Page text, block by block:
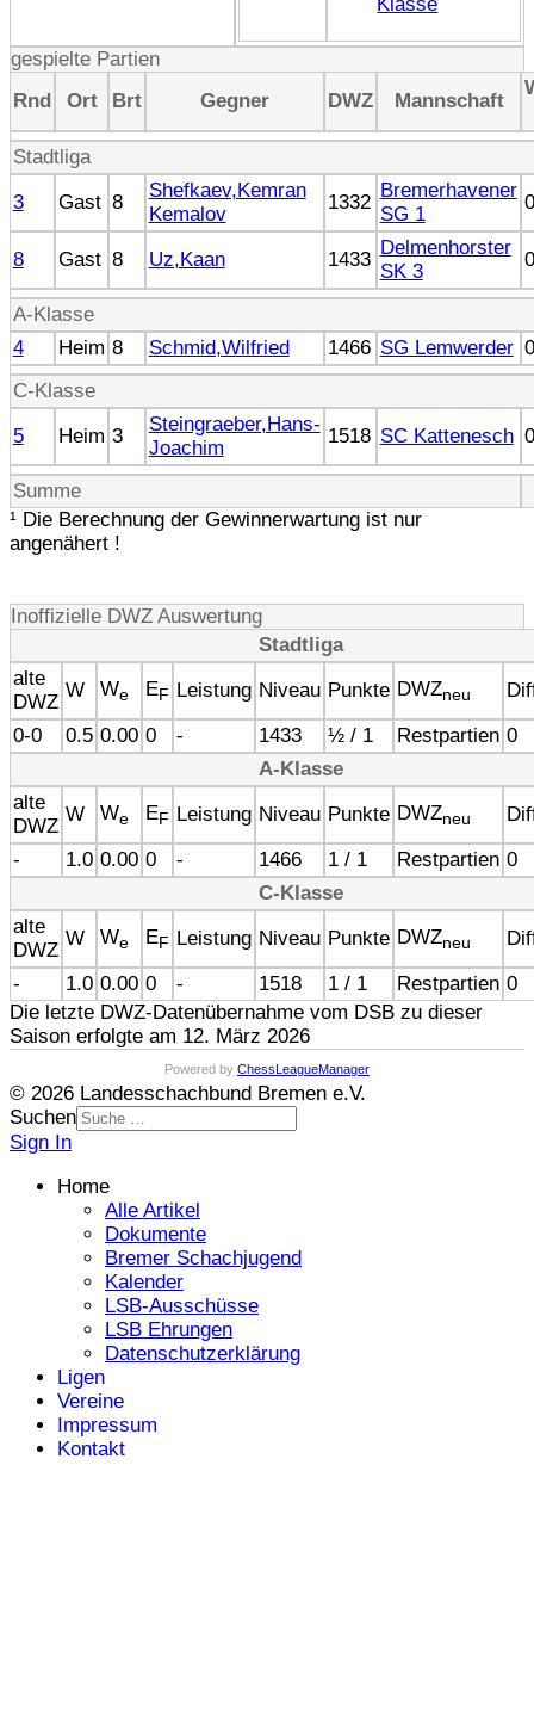
gespielte Partien
Rnd
Ort Brt Gegner DWZ Mannschaft
Stadtliga
3
Gast 8
Shefkaev,Kemran
Kemalov
1332
Bremerhavener
SG 1
0
8 Gast 8 Uz,Kaan 1433
Delmenhorster
SK 3
0
A-Klasse
4
Heim 8 Schmid,Wilfried 1466 SG Lemwerder 0
C-Klasse
5
Heim 3
Steingraeber,Hans-
Joachim
1518 SC Kattenesch 0
Summe
¹ Die Berechnung der Gewinnerwartung ist nur
angenähert !
Inoffizielle DWZ Auswertung
Stadtliga
alte
DWZ
W We EF Leistung Niveau Punkte DWZneu
0-0
0.5 0.00 0 - 1433 ½ / 1 Restpartien 0
A-Klasse
alte
DWZ
W We EF Leistung Niveau Punkte DWZneu
-
1.0 0.00 0 - 1466 1 / 1 Restpartien 0
C-Klasse
alte
DWZ
W We EF Leistung Niveau Punkte DWZneu
-
1.0 0.00 0 - 1518 1 / 1 Restpartien 0
Die letzte DWZ-Datenübernahme vom DSB zu dieser
Saison erfolgte am 12. März 2026
Powered by ChessLeagueManager
© 2026 Landesschachbund Bremen e.V.
Suchen
Sign In
Home
Alle Artikel
Dokumente
Bremer Schachjugend
Kalender
LSB-Ausschüsse
LSB Ehrungen
Datenschutzerklärung
Ligen
Vereine
Impressum
Kontakt